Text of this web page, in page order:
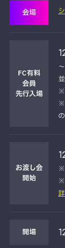
会場
FC有料
会員
先行入場
※
※
お渡し会
開始
※
※
開場